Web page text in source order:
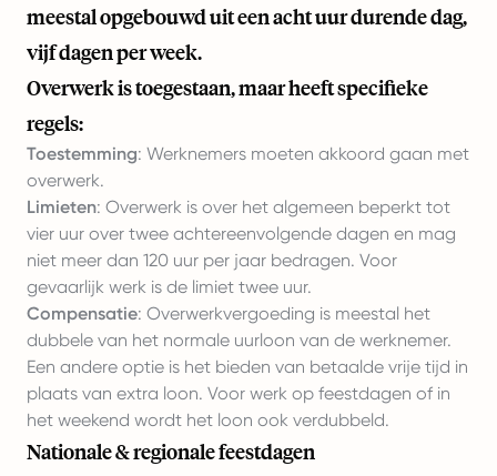
meestal opgebouwd uit een acht uur durende dag,
vijf dagen per week.
Overwerk is toegestaan, maar heeft specifieke
regels:
Toestemming: Werknemers moeten akkoord gaan met
overwerk.
Limieten: Overwerk is over het algemeen beperkt tot
vier uur over twee achtereenvolgende dagen en mag
niet meer dan 120 uur per jaar bedragen. Voor
gevaarlijk werk is de limiet twee uur.
Compensatie: Overwerkvergoeding is meestal het
dubbele van het normale uurloon van de werknemer.
Een andere optie is het bieden van betaalde vrije tijd in
plaats van extra loon. Voor werk op feestdagen of in
het weekend wordt het loon ook verdubbeld.
Nationale & regionale feestdagen